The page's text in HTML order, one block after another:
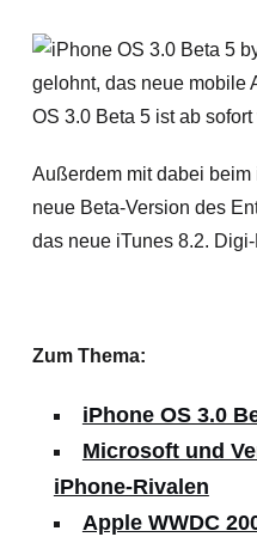
gelohnt, das neue mobile
OS 3.0 Beta 5 ist ab sofort
Außerdem mit dabei beim
neue Beta-Version des
das neue iTunes 8.2.
Zum Thema:
iPhone OS 3.0
Microsoft und
iPhone-Rivalen
Apple WWDC